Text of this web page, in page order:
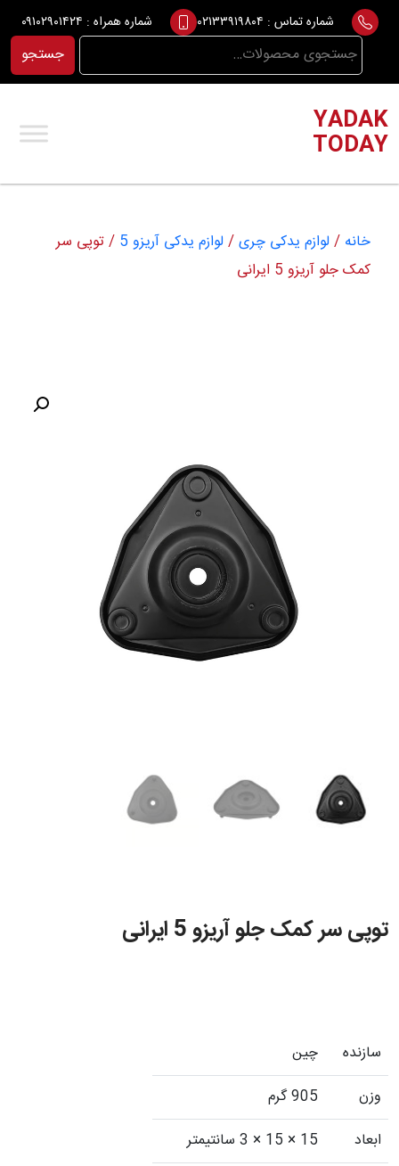
Skip
content
شماره تماس : ۰۲۱۳۳۹۱۹۸۰۴ شماره همراه : ۰۹۱۰۲۹۰۱۴۲۴
جستجو
برای:
جستجو
YADAK
TODAY
خانه / لوازم یدکی چری/ لوازم یدکی آریزو 5
/ توپی سر
کمک جلو آریزو 5 ایرانی
توپی سر کمک جلو آریزو 5 ایرانی
سازنده
چین
وزن
905 گرم
ابعاد
15 × 15 × 3 سانتیمتر